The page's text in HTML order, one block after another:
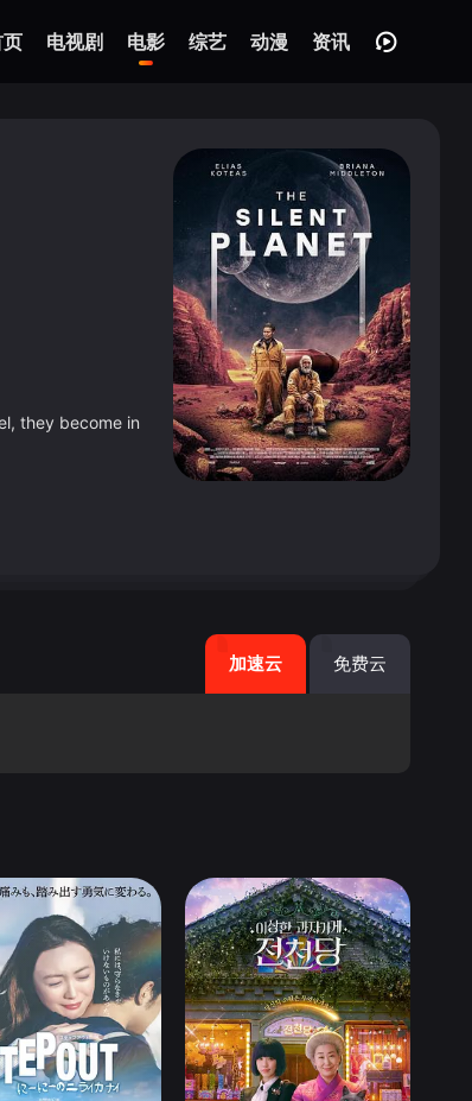
电视剧 电影 综艺 动漫 资讯
they become in
加速云 免费云